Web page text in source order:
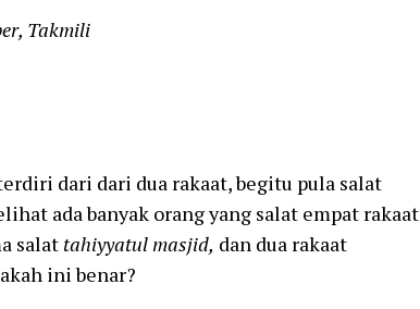
Takmili
dari dari dua rakaat, begitu pula salat
ada banyak orang yang salat empat rakaat
salat tahiyyatulmasjid, dan dua rakaat
ini benar?